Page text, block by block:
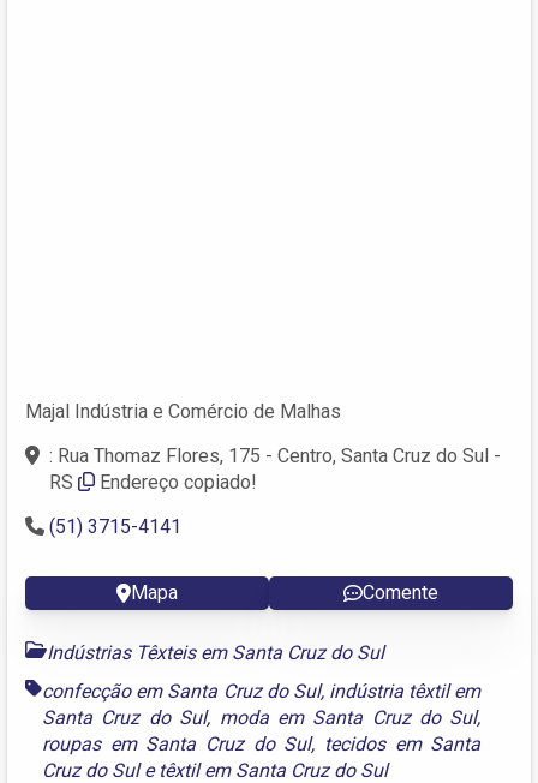
Majal Indústria e Comércio de Malhas
: Rua Thomaz Flores, 175 - Centro, Santa Cruz do Sul -
RS
Endereço copiado!
(51) 3715-4141
Mapa Comente
Indústrias Têxteis em Santa Cruz do Sul
confecção em Santa Cruz do Sul, indústria têxtil em
Santa Cruz do Sul, moda em Santa Cruz do Sul,
roupas em Santa Cruz do Sul, tecidos em Santa
Cruz do Sule têxtil em Santa Cruz do Sul